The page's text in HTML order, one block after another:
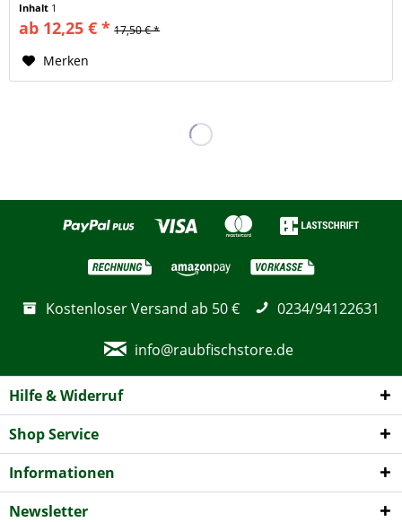
Inhalt 1
ab 12,25 € * 17,50 € *
Merken
Kostenloser Versand ab 50 € 0234/94122631
info@raubfischstore.de
Hilfe & Widerruf
Shop Service
Informationen
Newsletter